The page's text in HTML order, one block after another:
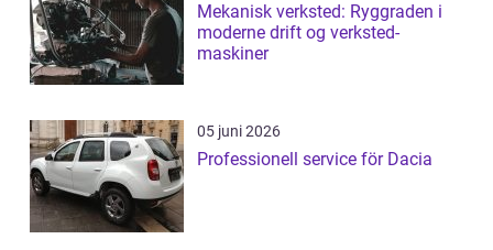
Mekanisk verksted: Ryggraden i
moderne drift og verksted-
maskiner
05 juni 2026
Professionell service för Dacia